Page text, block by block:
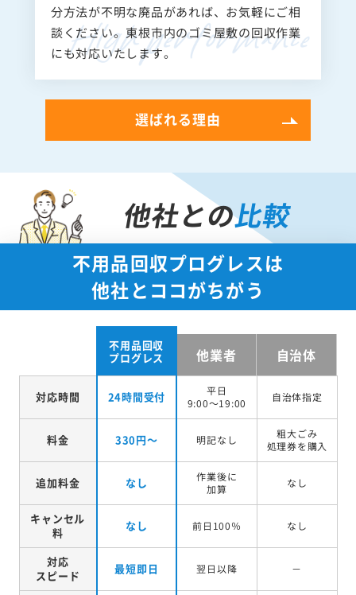
分方法が不明な廃品があれば、お気軽にご相
談ください。東根市内のゴミ屋敷の回収作業
にも対応いたします。
選ばれる理由
他社との比較
不用品回収プログレスは
他社とココがちがう
不用品回収
プログレス
他業者 自治体
対応時間 24時間受付
平日
9:00～19:00
自治体指定
料金 330円～ 明記なし
粗大ごみ
処理券を購入
追加料金 なし
作業後に
加算
なし
キャンセル
料
なし 前日100％ なし
対応
スピード
最短即日 翌日以降 －